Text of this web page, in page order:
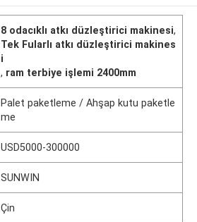
8 odacıklı atkı düzleştirici makinesi,
Tek Fularlı atkı düzleştirici makines
i
, ram terbiye işlemi 2400mm
Palet paketleme / Ahşap kutu paketle
me
USD5000-300000
SUNWIN
Çin